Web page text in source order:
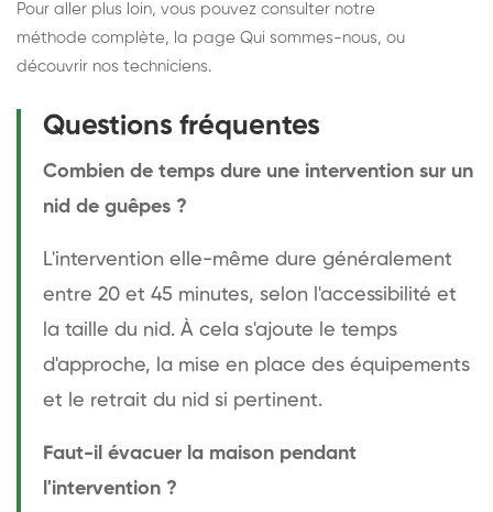
Pour aller plus loin, vous pouvez consulter notre
méthode complète, la page Qui sommes-nous, ou
découvrir nos techniciens.
Questions fréquentes
Combien de temps dure une intervention sur un
nid de guêpes ?
L'intervention elle-même dure généralement
entre 20 et 45 minutes, selon l'accessibilité et
la taille du nid. À cela s'ajoute le temps
d'approche, la mise en place des équipements
et le retrait du nid si pertinent.
Faut-il évacuer la maison pendant
l'intervention ?